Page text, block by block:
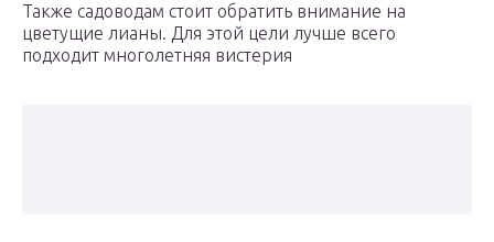
Также садоводам стоит обратить внимание на
цветущие лианы. Для этой цели лучше всего
подходит многолетняя вистерия